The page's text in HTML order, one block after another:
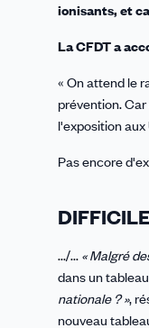
ionisants, et
La CFDT a
« On attend le
prévention.
l'exposition
Pas encore
.../... « Malgré
dans un
nationale ? »,
nouveau